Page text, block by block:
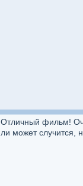
Отличный фильм!
ли может случится,